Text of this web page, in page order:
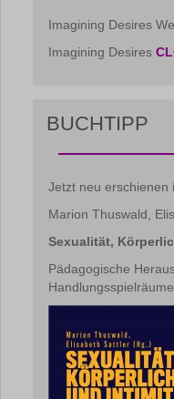
Imagining Desires
Imagining Desires
BUCHTIPP
Jetzt neu erschienen
Marion Thuswald,
Sexualität,
Pädagogische